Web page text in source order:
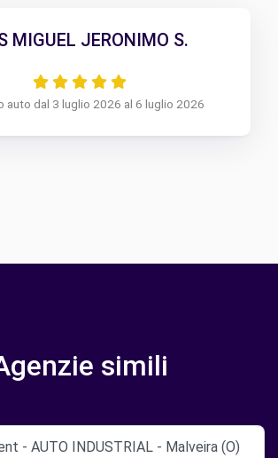
MIGUEL JERONIMO S.
auto dal 3 luglio 2026 al 6 luglio 2026
simili
- AUTO INDUSTRIAL - Malveira (O)